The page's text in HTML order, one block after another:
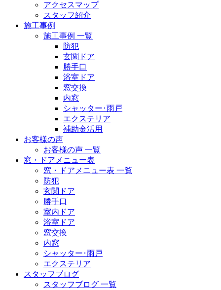
アクセスマップ
スタッフ紹介
施工事例
施工事例 一覧
防犯
玄関ドア
勝手口
浴室ドア
窓交換
内窓
シャッター･雨戸
エクステリア
補助金活用
お客様の声
お客様の声 一覧
窓・ドアメニュー表
窓・ドアメニュー表 一覧
防犯
玄関ドア
勝手口
室内ドア
浴室ドア
窓交換
内窓
シャッター･雨戸
エクステリア
スタッフブログ
スタッフブログ 一覧